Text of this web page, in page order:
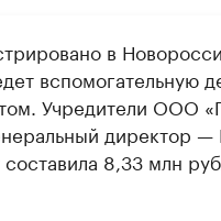
в
вспомогательную
Учредители ООО
директор —
8,33 млн